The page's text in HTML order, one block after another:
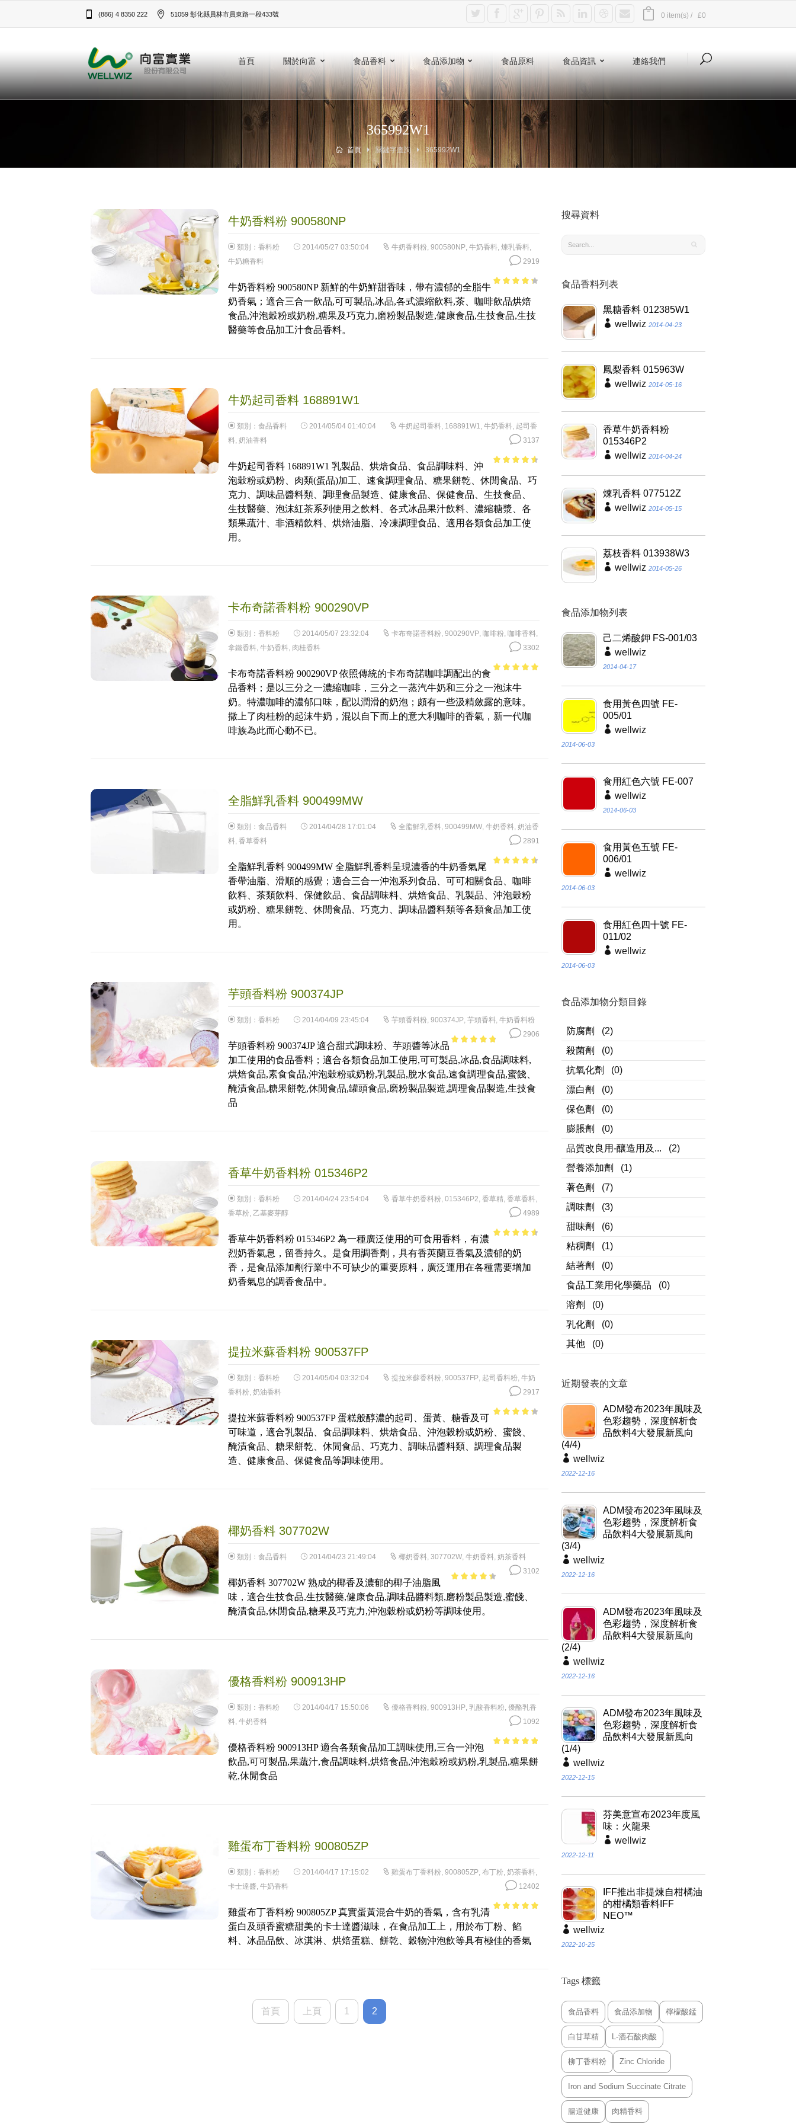
(886) 4 8350 222 51059 彰化縣員林市員東路一段433號‎ 0 item(s) / £0
首頁 關於向富 食品香料 食品添加物 食品原料 食品資訊 連絡我們
365992W1
首頁 關鍵字查詢 365992W1
牛奶香料粉 900580NP
類別： 香料粉 2014/05/27 03:50:04 牛奶香料粉, 900580NP, 牛奶香料, 煉乳香料,
牛奶糖香料
2919
of 5
牛奶香料粉 900580NP 新鮮的牛奶鮮甜香味，帶有濃郁的全脂牛
奶香氣；適合三合一飲品,可可製品,冰品,各式濃縮飲料,茶、咖啡飲品烘焙
食品,沖泡穀粉或奶粉,糖果及巧克力,磨粉製品製造,健康食品,生技食品,生技
醫藥等食品加工汁食品香料。
牛奶起司香料 168891W1
類別： 食品香料 2014/05/04 01:40:04 牛奶起司香料, 168891W1, 牛奶香料, 起司香
料, 奶油香料 3137
of 5
牛奶起司香料 168891W1 乳製品、烘焙食品、食品調味料、沖
泡穀粉或奶粉、肉類(蛋品)加工、速食調理食品、糖果餅乾、休閒食品、巧
克力、調味品醬料類、調理食品製造、健康食品、保健食品、生技食品、
生技醫藥、泡沫紅茶系列使用之飲料、各式冰品果汁飲料、濃縮糖漿、各
類果蔬汁、非酒精飲料、烘焙油脂、冷凍調理食品、適用各類食品加工使
用。
卡布奇諾香料粉 900290VP
類別： 香料粉 2014/05/07 23:32:04 卡布奇諾香料粉, 900290VP, 咖啡粉, 咖啡香料,
拿鐵香料, 牛奶香料, 肉桂香料 3302
卡布奇諾香料粉 900290VP 依照傳統的卡布奇諾咖啡調配出的食
品香料；是以三分之一濃縮咖啡，三分之一蒸汽牛奶和三分之一泡沫牛
奶。特濃咖啡的濃郁口味，配以潤滑的奶泡；頗有一些汲精斂露的意味。
撒上了肉桂粉的起沫牛奶，混以自下而上的意大利咖啡的香氣，新一代咖
啡族為此而心動不已。
全脂鮮乳香料 900499MW
類別： 食品香料 2014/04/28 17:01:04 全脂鮮乳香料, 900499MW, 牛奶香料, 奶油香
料, 香草香料 2891
of 5
全脂鮮乳香料 900499MW 全脂鮮乳香料呈現濃香的牛奶香氣尾
香帶油脂、滑順的感覺；適合三合一沖泡系列食品、可可相關食品、咖啡
飲料、茶類飲料、保健飲品、食品調味料、烘焙食品、乳製品、沖泡穀粉
或奶粉、糖果餅乾、休閒食品、巧克力、調味品醬料類等各類食品加工使
用。
芋頭香料粉 900374JP
類別： 香料粉 2014/04/09 23:45:04 芋頭香料粉, 900374JP, 芋頭香料, 牛奶香料粉
2906
5
芋頭香料粉 900374JP 適合甜式調味粉、芋頭醬等冰品
加工使用的食品香料；適合各類食品加工使用,可可製品,冰品,食品調味料,
烘焙食品,素食食品,沖泡穀粉或奶粉,乳製品,脫水食品,速食調理食品,蜜餞、
醃漬食品,糖果餅乾,休閒食品,罐頭食品,磨粉製品製造,調理食品製造,生技食
品
香草牛奶香料粉 015346P2
類別： 香料粉 2014/04/24 23:54:04 香草牛奶香料粉, 015346P2, 香草精, 香草香料,
香草粉, 乙基麥芽醇 4989
5
香草牛奶香料粉 015346P2 為一種廣泛使用的可食用香料，有濃
烈奶香氣息，留香持久。是食用調香劑，具有香莢蘭豆香氣及濃郁的奶
香，是食品添加劑行業中不可缺少的重要原料，廣泛運用在各種需要增加
奶香氣息的調香食品中。
提拉米蘇香料粉 900537FP
類別： 香料粉 2014/05/04 03:32:04 提拉米蘇香料粉, 900537FP, 起司香料粉, 牛奶
香料粉, 奶油香料 2917
of 5
提拉米蘇香料粉 900537FP 蛋糕般醇濃的起司、蛋黃、糖香及可
可味道，適合乳製品、食品調味料、烘焙食品、沖泡穀粉或奶粉、蜜餞、
醃漬食品、糖果餅乾、休閒食品、巧克力、調味品醬料類、調理食品製
造、健康食品、保健食品等調味使用。
椰奶香料 307702W
類別： 食品香料 2014/04/23 21:49:04 椰奶香料, 307702W, 牛奶香料, 奶茶香料
3102
of 5
椰奶香料 307702W 熟成的椰香及濃郁的椰子油脂風
味，適合生技食品,生技醫藥,健康食品,調味品醬料類,磨粉製品製造,蜜餞、
醃漬食品,休閒食品,糖果及巧克力,沖泡穀粉或奶粉等調味使用。
優格香料粉 900913HP
類別： 香料粉 2014/04/17 15:50:06 優格香料粉, 900913HP, 乳酸香料粉, 優酪乳香
料, 牛奶香料 1092
5
優格香料粉 900913HP 適合各類食品加工調味使用,三合一沖泡
飲品,可可製品,果蔬汁,食品調味料,烘焙食品,沖泡穀粉或奶粉,乳製品,糖果餅
乾,休閒食品
雞蛋布丁香料粉 900805ZP
類別： 香料粉 2014/04/17 17:15:02 雞蛋布丁香料粉, 900805ZP, 布丁粉, 奶茶香料,
卡士達醬, 牛奶香料 12402
5
雞蛋布丁香料粉 900805ZP 真實蛋黃混合牛奶的香氣，含有乳清
蛋白及頭香蜜糖甜美的卡士達醬滋味，在食品加工上，用於布丁粉、餡
料、冰品品飲、冰淇淋、烘焙蛋糕、餅乾、穀物沖泡飲等具有極佳的香氣
首頁 上頁 1 2
搜尋資料
食品香料列表
黑糖香料 012385W1
wellwiz 2014-04-23
鳳梨香料 015963W
wellwiz 2014-05-16
香草牛奶香料粉
015346P2
wellwiz 2014-04-24
煉乳香料 077512Z
wellwiz 2014-05-15
荔枝香料 013938W3
wellwiz 2014-05-26
食品添加物列表
己二烯酸鉀 FS-001/03
wellwiz
2014-04-17
食用黃色四號 FE-
005/01
wellwiz
2014-06-03
食用紅色六號 FE-007
wellwiz
2014-06-03
食用黃色五號 FE-
006/01
wellwiz
2014-06-03
食用紅色四十號 FE-
011/02
wellwiz
2014-06-03
食品添加物分類目錄
防腐劑
(2)
殺菌劑
(0)
抗氧化劑
(0)
漂白劑
(0)
保色劑
(0)
膨脹劑
(0)
品質改良用-釀造用及...
(2)
營養添加劑
(1)
著色劑
(7)
調味劑
(3)
甜味劑
(6)
粘稠劑
(1)
結著劑
(0)
食品工業用化學藥品
(0)
溶劑
(0)
乳化劑
(0)
其他
(0)
近期發表的文章
ADM發布2023年風味及
色彩趨勢，深度解析食
品飲料4大發展新風向
(4/4)
wellwiz
2022-12-16
ADM發布2023年風味及
色彩趨勢，深度解析食
品飲料4大發展新風向
(3/4)
wellwiz
2022-12-16
ADM發布2023年風味及
色彩趨勢，深度解析食
品飲料4大發展新風向
(2/4)
wellwiz
2022-12-16
ADM發布2023年風味及
色彩趨勢，深度解析食
品飲料4大發展新風向
(1/4)
wellwiz
2022-12-15
芬美意宣布2023年度風
味：火龍果
wellwiz
2022-12-11
IFF推出非提煉自柑橘油
的柑橘類香料IFF
NEO™
wellwiz
2022-10-25
Tags 標籤
食品香料 食品添加物 檸檬酸錳
白甘草精 L-酒石酸肉酸
柳丁香料粉 Zinc Chloride
Iron and Sodium Succinate Citrate
腸道健康 肉精香料